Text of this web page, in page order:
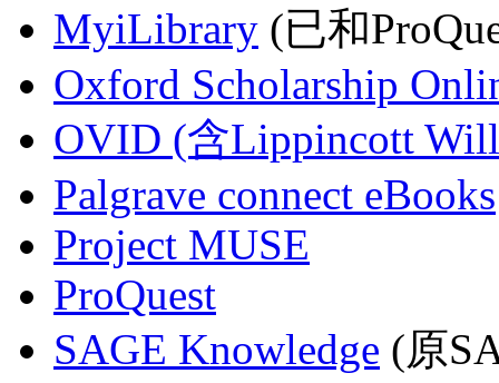
MyiLibrary (已和
Oxford Scholarship
OVID (含Lippincott
Palgrave connect eBooks
Project MUSE
ProQuest
SAGE Knowledge (原